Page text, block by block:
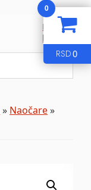
Novo!
kupovini
» Naočare»
0
RSD0